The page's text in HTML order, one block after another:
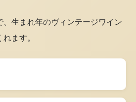
、生まれ年のヴィンテージワイン
ます。